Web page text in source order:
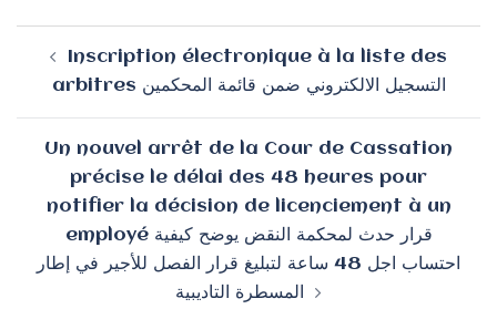
d’article
Inscription électronique à la liste des
arbitres التسجيل الالكتروني ضمن قائمة المحكمين
Un nouvel arrêt de la Cour de Cassation
précise le délai des 48 heures pour
notifier la décision de licenciement à un
employé قرار حدث لمحكمة النقض يوضح كيفية
احتساب اجل 48 ساعة لتبليغ قرار الفصل للأجير في إطار
المسطرة التاديبية